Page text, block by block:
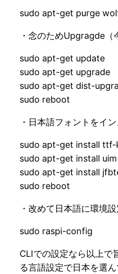
sudo apt-get purge
・念のためUpgragde（
sudo apt-get update
sudo apt-get upgrade
sudo apt-get dist-
sudo reboot
・日本語フォントをイ
sudo apt-get install
sudo apt-get install
sudo apt-get install
sudo reboot
・改めて日本語に環境設
sudo raspi-config
CLIでの設定なら以上で
る言語設定で日本を選